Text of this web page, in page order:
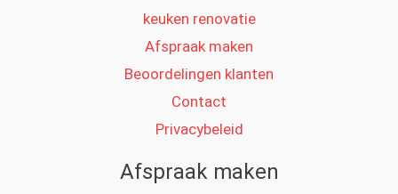
keuken renovatie
Afspraak maken
Beoordelingen klanten
Contact
Privacybeleid
Afspraak maken